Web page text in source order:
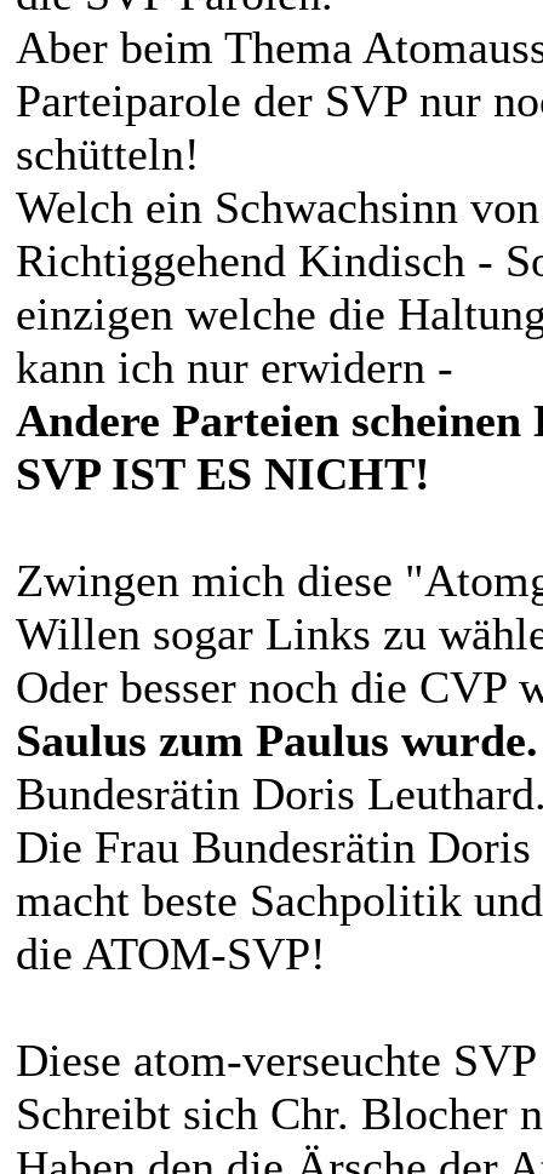
Aber beim Thema
Parteiparole der SVP nur
schütteln!
Welch ein Schwachsinn
Richtiggehend Kindisch -
einzigen welche die
kann ich nur erwidern -
Andere Parteien
SVP IST ES NICHT!
Zwingen mich diese
Willen sogar Links zu
Oder besser noch die CVP
Saulus zum Paulus wurde.
Bundesrätin Doris
Die Frau Bundesrätin
macht beste Sachpolitik
die ATOM-SVP!
Diese atom-verseuchte
Schreibt sich Chr. Blocher